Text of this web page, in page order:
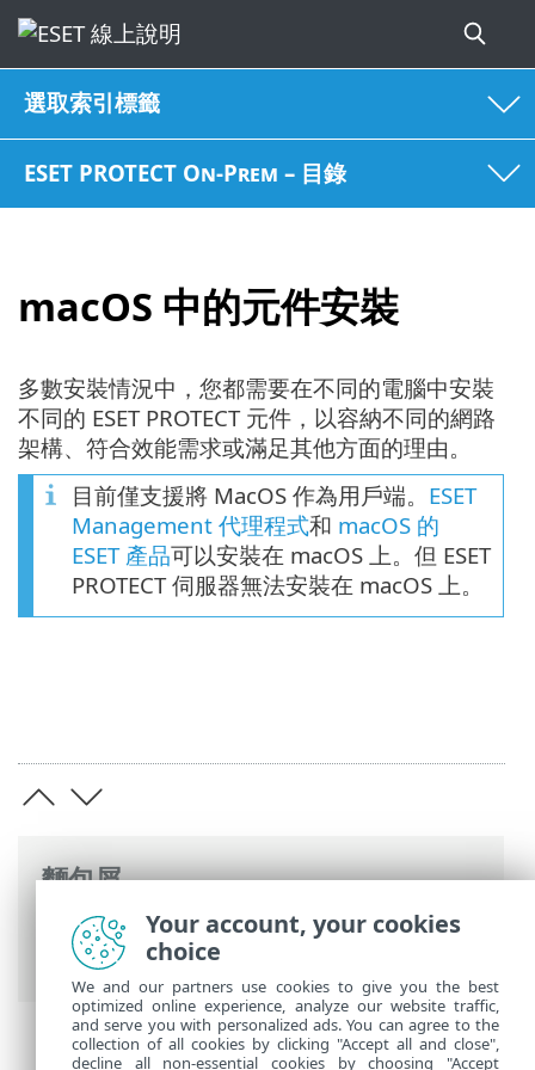
選取索引標籤
ESET PROTECT On-Prem – 目錄
macOS 中的元件安裝
麵包屑
ESET 線上說明>ESET PROTECT On-Prem
安裝> macOS 中的元件安裝
多數安裝情況中，您都需要在不同的電腦中安裝
不同的 ESET PROTECT 元件，以容納不同的網路
架構、符合效能需求或滿足其他方面的理由。
目前僅支援將 MacOS 作為用戶端。 ESET
Management 代理程式和 macOS 的
ESET 產品可以安裝在 macOS 上。但 ESET
PROTECT 伺服器無法安裝在 macOS 上。
Your account, your cookies
choice
We and our partners use cookies to give you the best
optimized online experience, analyze our website traffic,
and serve you with personalized ads. You can agree to the
collection of all cookies by clicking "Accept all and close",
decline all non-essential cookies by choosing "Accept